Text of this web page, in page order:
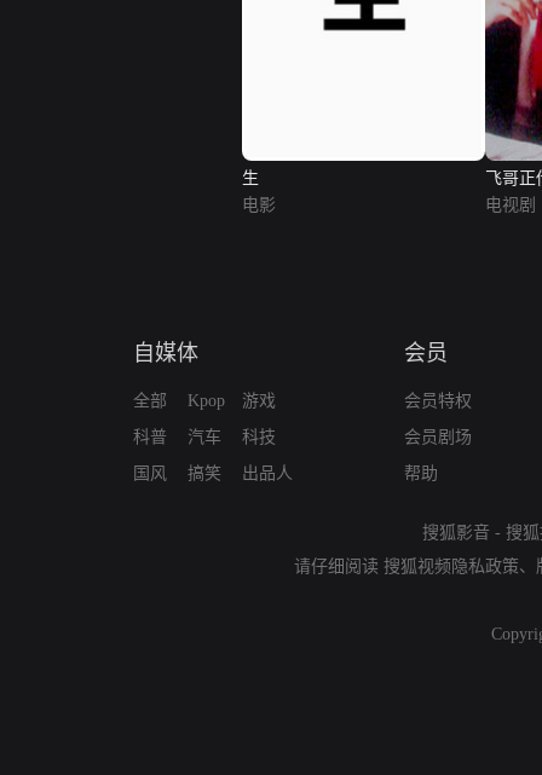
生
电影
飞哥正
电视剧
自媒体
全部
科普
国风
Kpop
汽车
搞笑
游戏
科技
出品人
会员
会员特权
会员剧场
帮助
搜狐影音 - 搜
请仔细阅读 搜狐视频隐私政策、